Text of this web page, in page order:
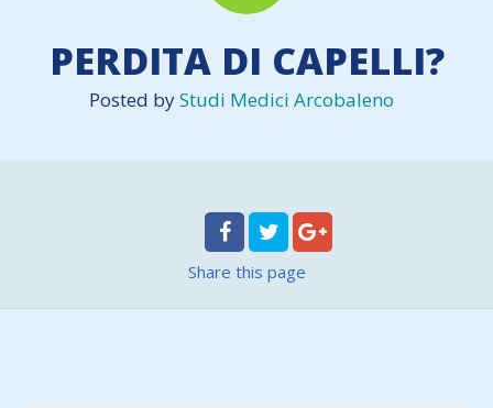
PERDITA DI CAPELLI?
Posted byStudi Medici Arcobaleno
Share this page